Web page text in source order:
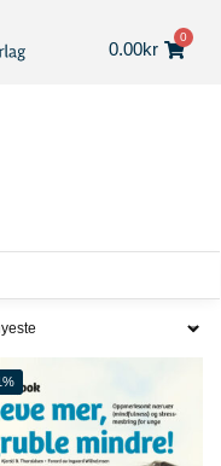
0.00kr
0